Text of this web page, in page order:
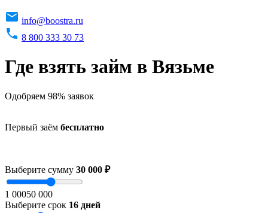
info@boostra.ru
8 800 333 30 73
Где взять займ в Вязьме
Одобряем 98% заявок
Первый заём бесплатно
Выберите сумму 30 000 ₽
1 00050 000
Выберите срок 16 дней